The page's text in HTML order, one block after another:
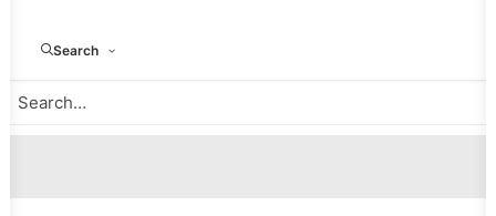
Search